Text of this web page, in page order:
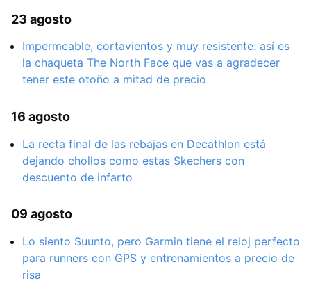
23 agosto
Impermeable, cortavientos y muy resistente: así es
la chaqueta The North Face que vas a agradecer
tener este otoño a mitad de precio
16 agosto
La recta final de las rebajas en Decathlon está
dejando chollos como estas Skechers con
descuento de infarto
09 agosto
Lo siento Suunto, pero Garmin tiene el reloj perfecto
para runners con GPS y entrenamientos a precio de
risa